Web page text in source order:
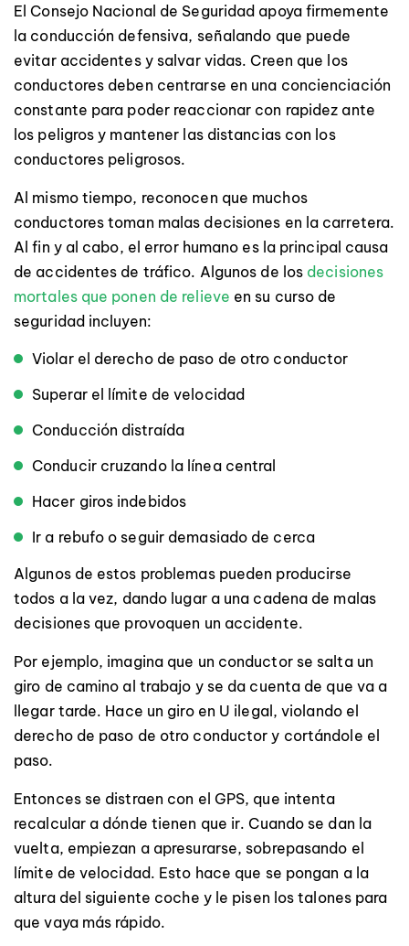
El Consejo Nacional de Seguridad apoya firmemente
la conducción defensiva, señalando que puede
evitar accidentes y salvar vidas. Creen que los
conductores deben centrarse en una concienciación
constante para poder reaccionar con rapidez ante
los peligros y mantener las distancias con los
conductores peligrosos.
Al mismo tiempo, reconocen que muchos
conductores toman malas decisiones en la carretera.
Al fin y al cabo, el error humano es la principal causa
de accidentes de tráfico. Algunos de los decisiones
mortales que ponen de relieve en su curso de
seguridad incluyen:
Violar el derecho de paso de otro conductor
Superar el límite de velocidad
Conducción distraída
Conducir cruzando la línea central
Hacer giros indebidos
Ir a rebufo o seguir demasiado de cerca
Algunos de estos problemas pueden producirse
todos a la vez, dando lugar a una cadena de malas
decisiones que provoquen un accidente.
Por ejemplo, imagina que un conductor se salta un
giro de camino al trabajo y se da cuenta de que va a
llegar tarde. Hace un giro en U ilegal, violando el
derecho de paso de otro conductor y cortándole el
paso.
Entonces se distraen con el GPS, que intenta
recalcular a dónde tienen que ir. Cuando se dan la
vuelta, empiezan a apresurarse, sobrepasando el
límite de velocidad. Esto hace que se pongan a la
altura del siguiente coche y le pisen los talones para
que vaya más rápido.